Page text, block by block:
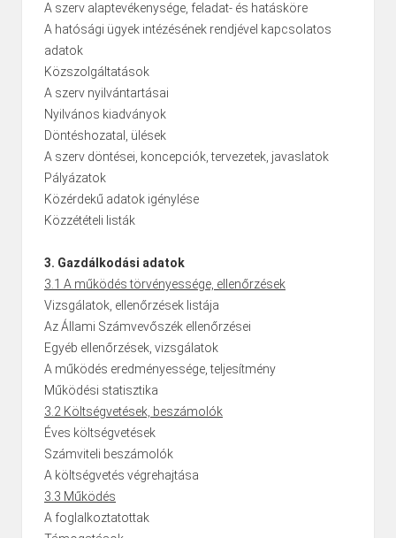
A szerv alaptevékenysége, feladat- és hatásköre
A hatósági ügyek intézésének rendjével kapcsolatos
adatok
Közszolgáltatások
A szerv nyilvántartásai
Nyilvános kiadványok
Döntéshozatal, ülések
A szerv döntései, koncepciók, tervezetek, javaslatok
Pályázatok
Közérdekű adatok igénylése
Közzétételi listák
3. Gazdálkodási adatok
3.1 A működés törvényessége, ellenőrzések
Vizsgálatok, ellenőrzések listája
Az Állami Számvevőszék ellenőrzései
Egyéb ellenőrzések, vizsgálatok
A működés eredményessége, teljesítmény
Működési statisztika
3.2 Költségvetések, beszámolók
Éves költségvetések
Számviteli beszámolók
A költségvetés végrehajtása
3.3 Működés
A foglalkoztatottak